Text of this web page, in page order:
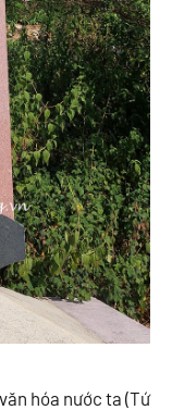
hóa nước ta (Tứ